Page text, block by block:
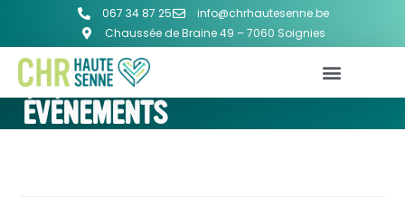
067 34 87 25
info@chrhautesenne.be
Chaussée de Braine 49 – 7060 Soignies
ÉVÈNEMENTS